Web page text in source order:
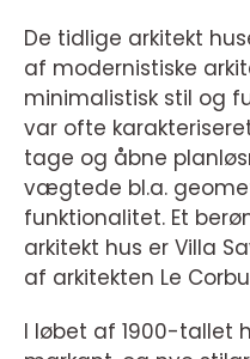
De tidlige arkitekt
af modernistiske
minimalistisk stil og
var ofte
tage og åbne
vægtede bl.a.
funktionalitet. Et
arkitekt hus er Villa
af arkitekten Le
I løbet af 1900-tallet